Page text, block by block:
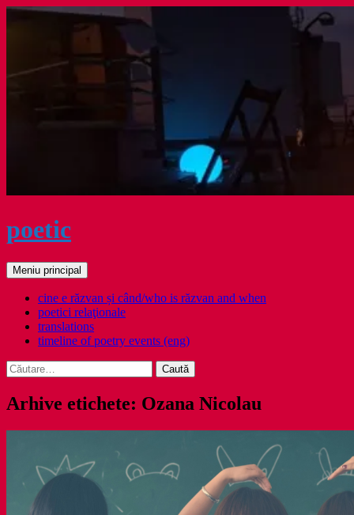
Sari
poetic
Caută
Meniu principal
cine e răzvan și când/who is răzvan and when
poetici relaţionale
translations
timeline of poetry events (eng)
Caută
după:
Arhive etichete: Ozana Nicolau